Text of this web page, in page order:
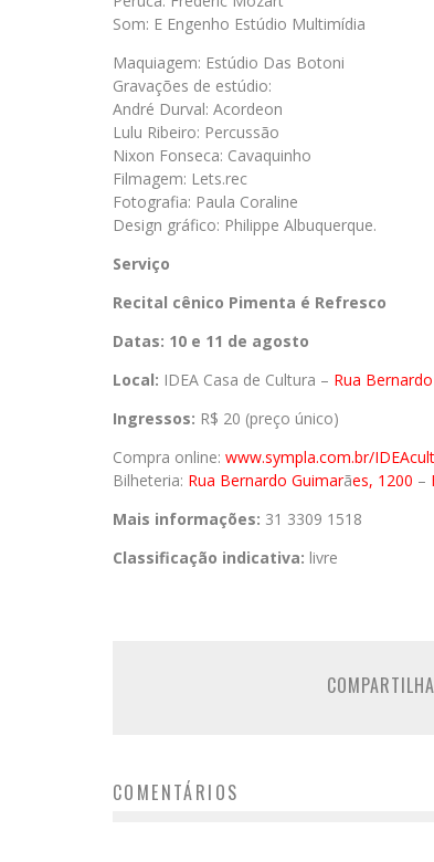
Som: E Engenho Estúdio Multimídia
Maquiagem: Estúdio Das Botoni
Gravações de estúdio:
André Durval: Acordeon
Lulu Ribeiro: Percussão
Nixon Fonseca: Cavaquinho
Filmagem: Lets.rec
Fotografia: Paula Coraline
Design gráfico: Philippe Albuquerque.
Serviço
Recital cênico Pimenta é Refresco
Datas: 10 e 11 de agosto
Local: IDEA Casa de Cultura – Rua
Ingressos: R$ 20 (preço único)
Compra online: www.sympla.com.br/IDEA
Bilheteria: Rua Bernardo Guimarães, 1200 –
Mais informações: 31 3309 1518
Classificação indicativa: livre
COMENTÁRIOS